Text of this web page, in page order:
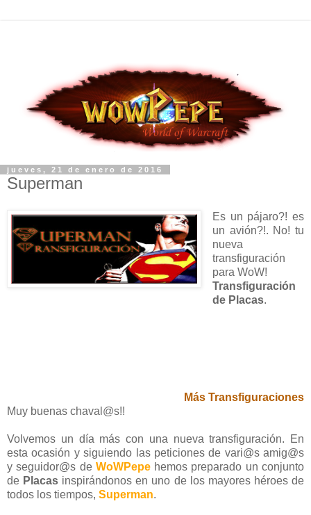
jueves, 21 de enero de 2016
Superman
Es un pájaro?! es
un avión?!. No! tu
nueva
transfiguración
para WoW!
Transfiguración
de Placas.
Más Transfiguraciones
Muy buenas chaval@s!!
Volvemos un día más con una nueva transfiguración. En
esta ocasión y siguiendo las peticiones de vari@s amig@s
y seguidor@s de WoWPepe hemos preparado un conjunto
de Placas inspirándonos en uno de los mayores héroes de
todos los tiempos, Superman.